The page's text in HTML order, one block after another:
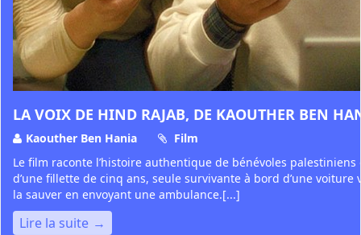
LA VOIX DE HIND RAJAB, DE KAOUTHER BEN
Kaouther Ben Hania
Film
Le film raconte l’histoire authentique de bénévoles
d’une fillette de cinq ans, seule survivante à bord d’une
la sauver en envoyant une ambulance.[...]
Lire la suite